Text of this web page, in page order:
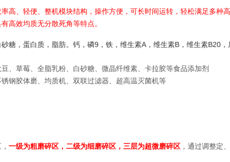
率高、轻便、整机模块结构，操作方便，可长时间运转，轻松满足多种
高效均质无分散死角等特点。
糖，蛋白质，脂肪。钙，磷9 ，铁，维生素A ，维生素B ，维生素B20
豆、草莓、全脂乳粉、白砂糖、微晶纤维素、卡拉胶等食品添加剂
锈钢胶体磨、均质机、双联过滤器、超高温灭菌机等
一级为粗磨碎区，二级为细磨碎区，三层为超微磨碎区 ，通过调整定